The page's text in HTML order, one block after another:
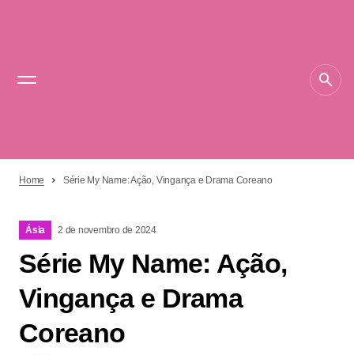
Home Série My Name: Ação, Vingança e Drama Coreano
Ásia 2 de novembro de 2024
Série My Name: Ação,
Vingança e Drama
Coreano